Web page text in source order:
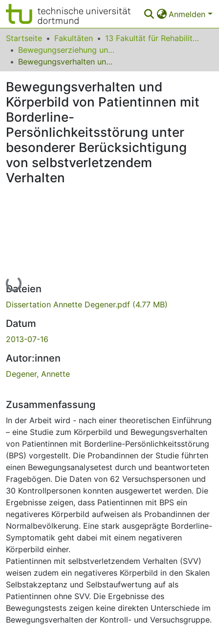
Anmelden
Bereiche & Sammlungen
Das gesamte Repositorium
FAQ
Leitlinien
Zurück zur Startseite
Startseite Fakultäten
13 Fakultät für Rehabilitationswissenschaften
Bewegungserziehung und Bewegungstherapie in Rehabilitation und Pädagogik bei Behinderung
Bewegungsverhalten und Körperbild von Patientinnen mit Borderline-Persönlichkeitsstörung unter besonderer Berücksichtigung von selbstverletzendem Verhalten
Bewegungsverhalten und
Körperbild von Patientinnen mit
Borderline-
Persönlichkeitsstörung unter
besonderer Berücksichtigung
von selbstverletzendem
Verhalten
Lade...
Dateien
Dissertation Annette Degener.pdf (4.77 MB)
Datum
2013-07-16
Autor:innen
Degener, Annette
Zusammenfassung
In der Arbeit wird - nach einer theoretischen Einführung
– eine Studie zum Körperbild und Bewegungsverhalten
von Patientinnen mit Borderline-Persönlichkeitsstörung
(BPS) vorgestellt. Die Probandinnen der Studie führten
einen Bewegungsanalysetest durch und beantworteten
Fragebögen. Die Daten von 62 Versuchspersonen und
30 Kontrollpersonen konnten ausgewertet werden. Die
Ergebnisse zeigen, dass Patientinnen mit BPS ein
negativeres Körperbild aufweisen als Probandinnen der
Normalbevölkerung. Eine stark ausgeprägte Borderline-
Symptomatik geht dabei mit einem negativeren
Körperbild einher.
Patientinnen mit selbstverletzendem Verhalten (SVV)
weisen zudem ein negativeres Körperbild in den Skalen
Selbstakzeptanz und Selbstaufwertung auf als
Patientinnen ohne SVV. Die Ergebnisse des
Bewegungstests zeigen keine direkten Unterschiede im
Bewegungsverhalten der Kontroll- und Versuchsgruppe.